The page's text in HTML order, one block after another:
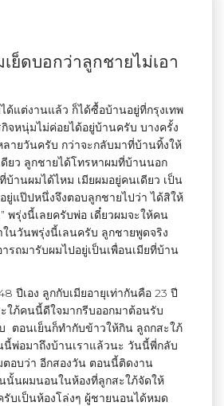
ย็ดบอกว่าลูกชายไม่เอา
ด้แต่งานแล้ว ก็ได้ซื้อบ้านอยู่ที่กรุงเทพ
จหนุ่มไม่ค่อยได้อยู่บ้านครับ บางครั้ง
ลายวันครับ กว่าจะกลับมาที่บ้านทิ้งให้
ดียว ลูกชายได้โทรหาผมที่บ้านนอก
บ้านผมได้ไหม เมียผมอยู่คนเดียว เป็น
ยู่แป๊ปหนึ่งจึงตอบลูกชายไปว่า ได้สิให้
พรุ่งนี้เลยครับพ่อ เดี๋ยวผมจะให้คน
ในวันพรุ่งนี้เลนครับ ลูกชายพูดจริง
รถมารับผมไปอยู่เป็นเพื่อนเมียที่บ้าน
ปีเอง ลูกกับเมียอายุเท่ากันคือ 23 ปี
ใภ้คนนี้ดีใจมากรีบออกมาต้อนรับ
ตอนเย็นก็ทำกับข้าวให้กิน ลูถกสะใภ้
นี้พ่อมาถึงบ้านเราแล้วนะ วันนี้พี่กลับ
ตอบว่า อีกสองวัน ตอนนี้ติดงาน
นั้นผมนอนในห้องที่ลูกสะใภ้จัดให้
บเป็นห้องโล่งๆ ผู้ชายนอนได้หมด